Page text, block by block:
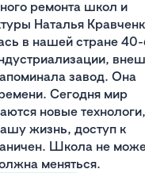
ремонта школ и
Наталья
в нашей стране
завод. Она
Сегодня мир
новые технологи,
жизнь, доступ к
Школа не
меняться.